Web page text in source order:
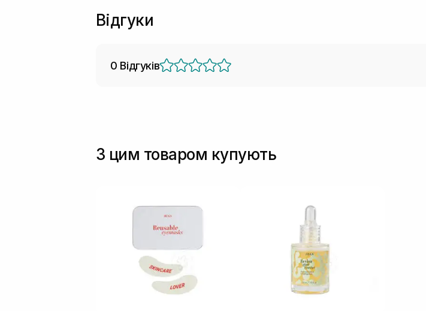
Відгуки
0 Відгуків
З цим товаром купують